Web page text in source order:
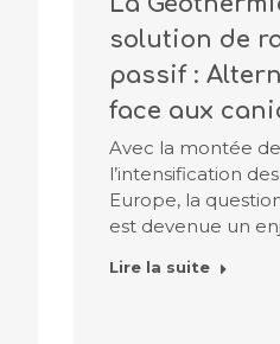
solution de
passif :
face aux
Avec la montée
l’intensification
Europe, la
est devenue un
Lire la suite